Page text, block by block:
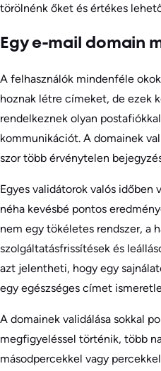
törölnénk őket és értékes
Egy e-mail domain
A felhasználók mindenféle
hoznak létre címeket, de ezek
rendelkeznek olyan
kommunikációt. A domainek
szor több érvénytelen
Egyes validátorok valós időben
néha kevésbé pontos
nem egy tökéletes rendszer, a
szolgáltatásfrissítések és
azt jelentheti, hogy egy
egy egészséges címet
A domainek validálása sokkal
megfigyeléssel történik, több
másodpercekkel vagy